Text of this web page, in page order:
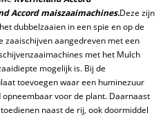
Accord maiszaaimachines.Deze zijn
dubbelzaaien in een spie en op de
zaaischijven aangedreven met een
met het Mulch
mogelijk is. Bij de
toevoegen waar een huminezuur
voor de plant. Daarnaast
naast de rij, ook doormiddel